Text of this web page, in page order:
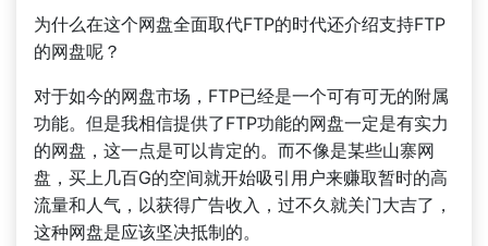
为什么在这个网盘全面取代FTP的时代还介绍支持FTP
的网盘呢？
对于如今的网盘市场，FTP已经是一个可有可无的附属
功能。但是我相信提供了FTP功能的网盘一定是有实力
的网盘，这一点是可以肯定的。而不像是某些山寨网
盘，买上几百G的空间就开始吸引用户来赚取暂时的高
流量和人气，以获得广告收入，过不久就关门大吉了，
这种网盘是应该坚决抵制的。